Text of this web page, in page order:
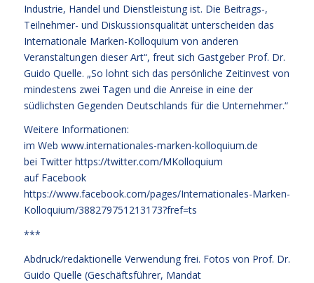
Industrie, Handel und Dienstleistung ist. Die Beitrags-,
Teilnehmer- und Diskussionsqualität unterscheiden das
Internationale Marken-Kolloquium von anderen
Veranstaltungen dieser Art“, freut sich Gastgeber Prof. Dr.
Guido Quelle. „So lohnt sich das persönliche Zeitinvest von
mindestens zwei Tagen und die Anreise in eine der
südlichsten Gegenden Deutschlands für die Unternehmer.“
Weitere Informationen:
im Web www.internationales-marken-kolloquium.de
bei Twitter https://twitter.com/MKolloquium
auf Facebook
https://www.facebook.com/pages/Internationales-Marken-
Kolloquium/388279751213173?fref=ts
***
Abdruck/redaktionelle Verwendung frei. Fotos von Prof. Dr.
Guido Quelle (Geschäftsführer, Mandat